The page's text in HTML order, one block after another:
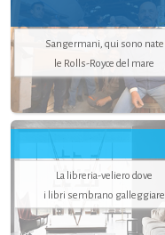
Sangermani, qui sono nate
le Rolls-Royce del mare
La libreria-veliero dove
i libri sembrano galleggiare